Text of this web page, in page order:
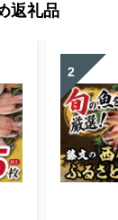
返礼品
2